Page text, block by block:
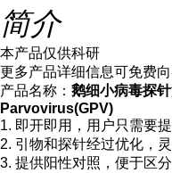
简介
本产品仅供科研
更多产品详细信息可免费
产品名称： 鹅细小病毒探
Parvovirus(GPV)
1. 即开即用，用户只需要
2. 引物和探针经过优化，灵
3. 提供阳性对照，便于区分